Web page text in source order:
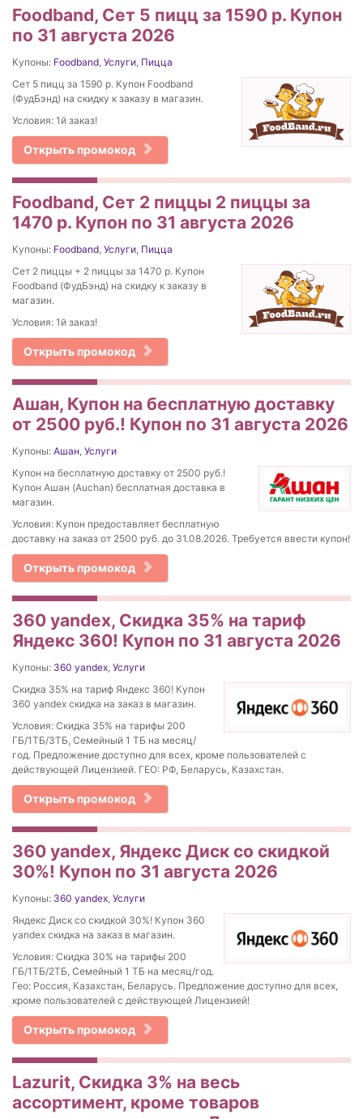
Foodband, Сет 5 пицц за 1590 р. Купон
по 31 августа 2026
Купоны: Foodband, Услуги, Пицца
Сет 5 пицц за 1590 р. Купон Foodband
(ФудБэнд) на скидку к заказу в магазин.
Условия: 1й заказ!
Открыть промокод
Foodband, Сет 2 пиццы 2 пиццы за
1470 р. Купон по 31 августа 2026
Купоны: Foodband, Услуги, Пицца
Сет 2 пиццы + 2 пиццы за 1470 р. Купон
Foodband (ФудБэнд) на скидку к заказу в
магазин.
Условия: 1й заказ!
Открыть промокод
Ашан, Купон на бесплатную доставку
от 2500 руб.! Купон по 31 августа 2026
Купоны: Ашан, Услуги
Купон на бесплатную доставку от 2500 руб.!
Купон Ашан (Auchan) бесплатная доставка в
магазин.
Условия: Купон предоставляет бесплатную
доставку на заказ от 2500 руб. до 31.08.2026. Требуется ввести купон!
Открыть промокод
360 yandex, Скидка 35% на тариф
Яндекс 360! Купон по 31 августа 2026
Купоны: 360 yandex, Услуги
Скидка 35% на тариф Яндекс 360! Купон
360 yandex скидка на заказ в магазин.
Условия: Скидка 35% на тарифы 200
ГБ/1ТБ/3ТБ, Семейный 1 ТБ на месяц/
год. Предложение доступно для всех, кроме пользователей с
действующей Лицензией. ГЕО: РФ, Беларусь, Казахстан.
Открыть промокод
360 yandex, Яндекс Диск со скидкой
30%! Купон по 31 августа 2026
Купоны: 360 yandex, Услуги
Яндекс Диск со скидкой 30%! Купон 360
yandex скидка на заказ в магазин.
Условия: Скидка 30% на тарифы 200
ГБ/1ТБ/2ТБ, Семейный 1 ТБ на месяц/год.
Гео: Россия, Казахстан, Беларусь. Предложение доступно для всех,
кроме пользователей с действующей Лицензией!
Открыть промокод
Lazurit, Скидка 3% на весь
ассортимент, кроме товаров